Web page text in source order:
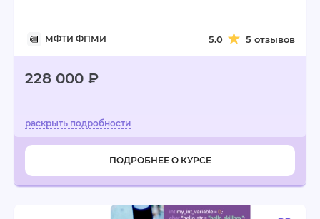
МФТИ ФПМИ 5.0 5 отзывов
228 000 ₽
ПОДРОБНЕЕ О КУРСЕ